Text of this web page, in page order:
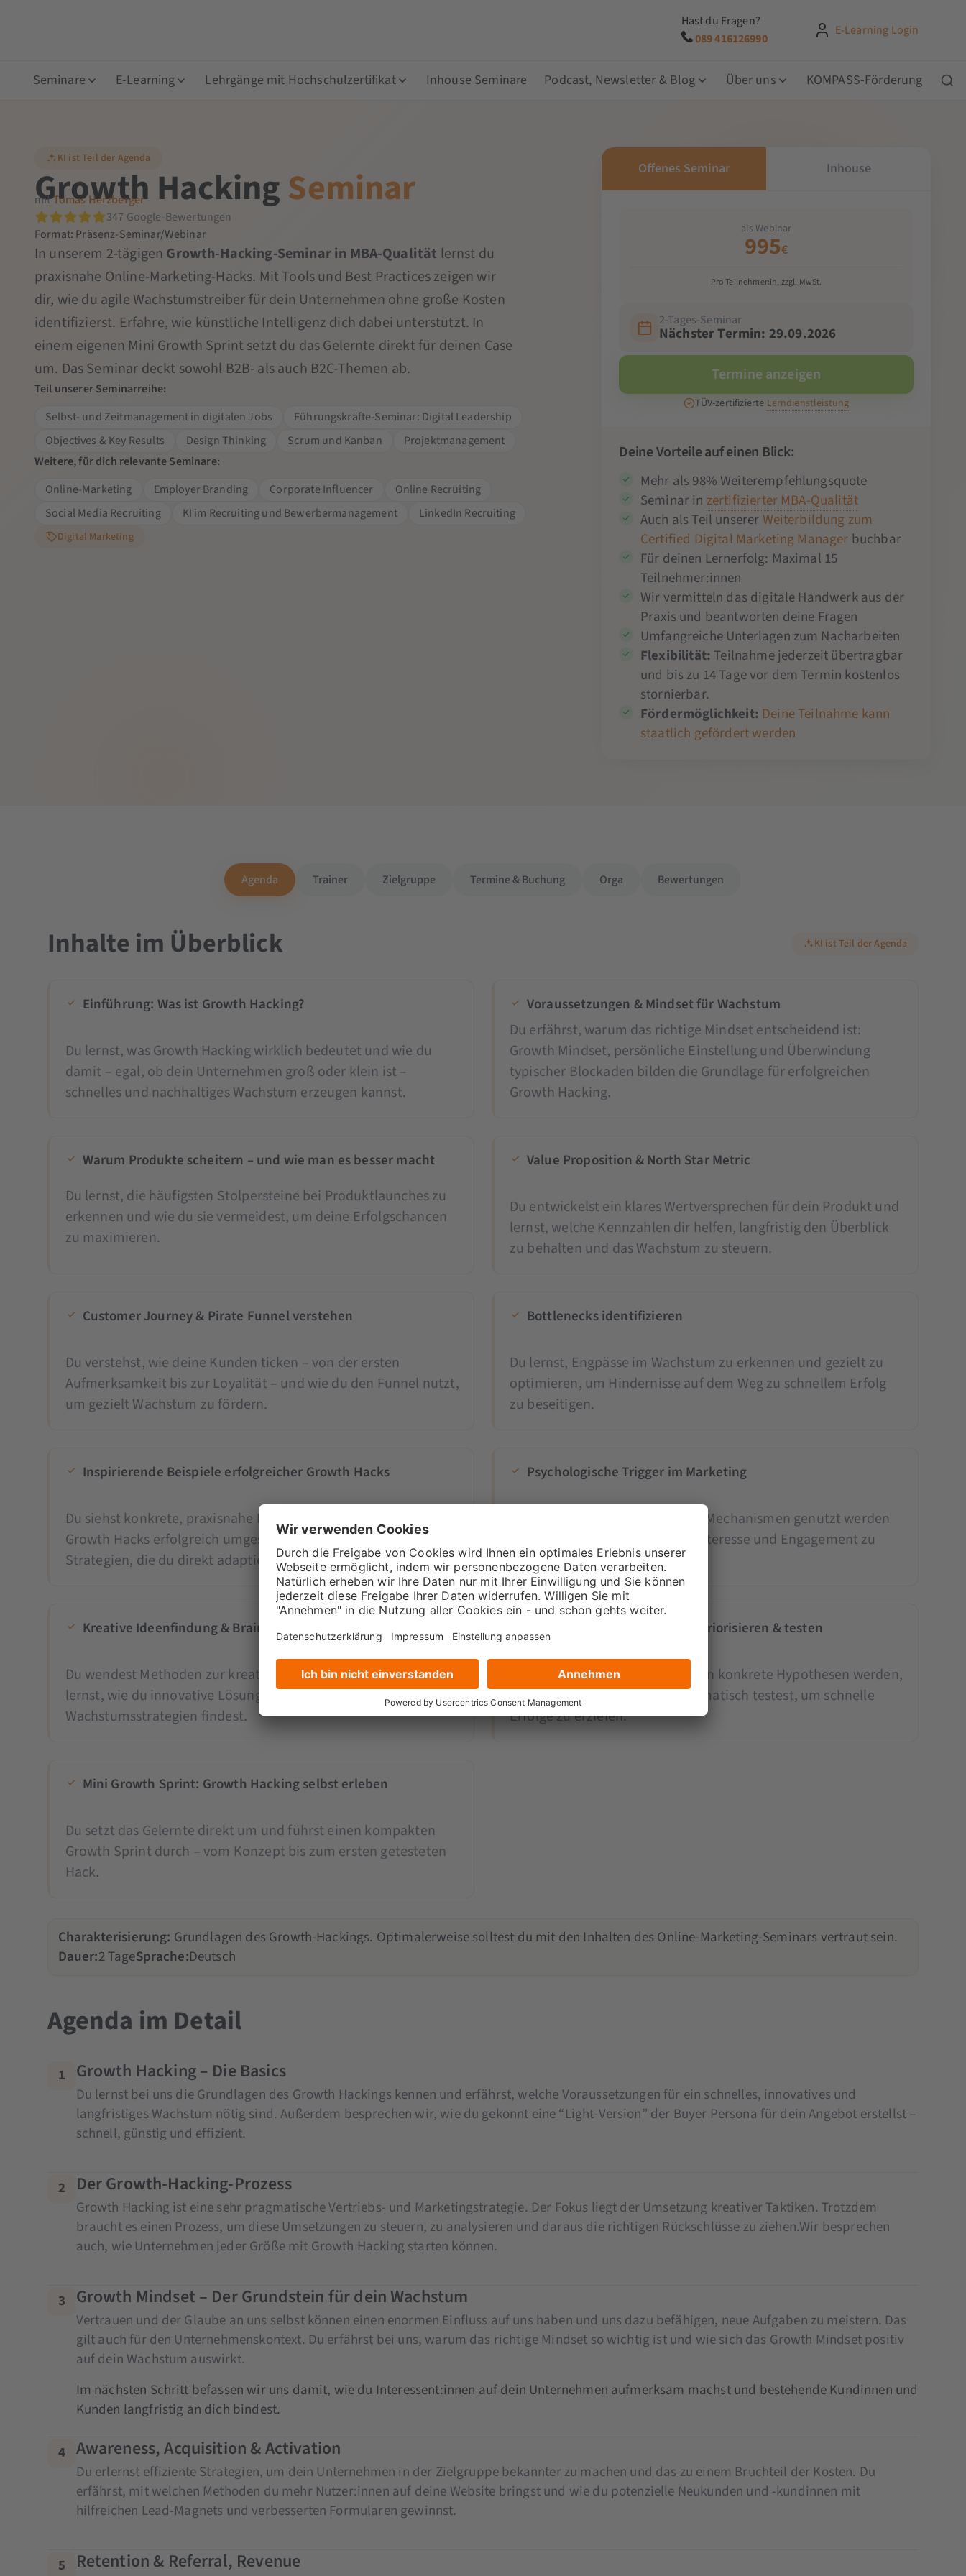
Hast du Fragen?
089 416126990
E-Learning Login
Seminare E-Learning Lehrgänge mit Hochschulzertifikat Inhouse Seminare Podcast, Newsletter & Blog Über uns KOMPASS-Förderung
KI ist Teil der Agenda
Growth HackingSeminar
mitTomas Herzberger
347 Google-Bewertungen
Format: Präsenz-Seminar/Webinar
In unserem 2-tägigen Growth-Hacking-Seminar in MBA-Qualität lernst du
praxisnahe Online-Marketing-Hacks. Mit Tools und Best Practices zeigen wir
dir, wie du agile Wachstumstreiber für dein Unternehmen ohne große Kosten
identifizierst. Erfahre, wie künstliche Intelligenz dich dabei unterstützt. In
einem eigenen Mini Growth Sprint setzt du das Gelernte direkt für deinen Case
um. Das Seminar deckt sowohl B2B- als auch B2C-Themen ab.
Teil unserer Seminarreihe:
Selbst- und Zeitmanagement in digitalen Jobs
Führungskräfte-Seminar: Digital Leadership
Objectives & Key Results
Design Thinking Scrum und Kanban
Projektmanagement
Weitere, für dich relevante Seminare:
Online-Marketing
Employer Branding Corporate Influencer
Online Recruiting
Social Media Recruiting
KI im Recruiting und Bewerbermanagement LinkedIn Recruiting
Digital Marketing
Offenes Seminar Inhouse
als Webinar
995€
Pro Teilnehmer:in, zzgl. MwSt.
2-Tages-Seminar
Nächster Termin: 29.09.2026
Termine anzeigen
TÜV-zertifizierte Lerndienstleistung
Deine Vorteile auf einen Blick:
Mehr als 98% Weiterempfehlungsquote
Seminar in zertifizierter MBA-Qualität
Auch als Teil unsererWeiterbildung zum
Certified Digital Marketing Manager buchbar
Für deinen Lernerfolg: Maximal 15
Teilnehmer:innen
Wir vermitteln das digitale Handwerk aus der
Praxis und beantworten deine Fragen
Umfangreiche Unterlagen zum Nacharbeiten
Flexibilität:Teilnahme jederzeit übertragbar
und bis zu 14 Tage vor dem Termin kostenlos
stornierbar.
Fördermöglichkeit: Deine Teilnahme kann
staatlich gefördert werden
Agenda Trainer Zielgruppe Termine & Buchung Orga Bewertungen
Inhalte im Überblick KI ist Teil der Agenda
Einführung: Was ist Growth Hacking?
Du lernst, was Growth Hacking wirklich bedeutet und wie du
damit – egal, ob dein Unternehmen groß oder klein ist –
schnelles und nachhaltiges Wachstum erzeugen kannst.
Voraussetzungen & Mindset für Wachstum
Du erfährst, warum das richtige Mindset entscheidend ist:
Growth Mindset, persönliche Einstellung und Überwindung
typischer Blockaden bilden die Grundlage für erfolgreichen
Growth Hacking.
Warum Produkte scheitern – und wie man es besser macht
Du lernst, die häufigsten Stolpersteine bei Produktlaunches zu
erkennen und wie du sie vermeidest, um deine Erfolgschancen
zu maximieren.
Value Proposition & North Star Metric
Du entwickelst ein klares Wertversprechen für dein Produkt und
lernst, welche Kennzahlen dir helfen, langfristig den Überblick
zu behalten und das Wachstum zu steuern.
Customer Journey & Pirate Funnel verstehen
Du verstehst, wie deine Kunden ticken – von der ersten
Aufmerksamkeit bis zur Loyalität – und wie du den Funnel nutzt,
um gezielt Wachstum zu fördern.
Bottlenecks identifizieren
Du lernst, Engpässe im Wachstum zu erkennen und gezielt zu
optimieren, um Hindernisse auf dem Weg zu schnellem Erfolg
zu beseitigen.
Inspirierende Beispiele erfolgreicher Growth Hacks
Du siehst konkrete, praxisnahe Beispiele, wie Unternehmen
Growth Hacks erfolgreich umgesetzt haben – inklusive
Strategien, die du direkt adaptieren kannst.
Psychologische Trigger im Marketing
Du erfährst, wie psychologische Mechanismen genutzt werden
können, um Aufmerksamkeit, Interesse und Engagement zu
steigern.
Kreative Ideenfindung & Brainswarming
Du wendest Methoden zur kreativen Ideenentwicklung an und
lernst, wie du innovative Lösungsansätze für
Wachstumsstrategien findest.
Von der Idee zur Hypothese: Priorisieren & testen
Du lernst, wie aus kreativen Ideen konkrete Hypothesen werden,
wie du sie priorisierst und systematisch testest, um schnelle
Erfolge zu erzielen.
Mini Growth Sprint: Growth Hacking selbst erleben
Du setzt das Gelernte direkt um und führst einen kompakten
Growth Sprint durch – vom Konzept bis zum ersten getesteten
Hack.
Charakterisierung: Grundlagen des Growth-Hackings. Optimalerweise solltest du mit den Inhalten des Online-Marketing-Seminars vertraut sein.
Dauer:2 TageSprache:Deutsch
Agenda im Detail
1 Growth Hacking – Die Basics
Du lernst bei uns die Grundlagen des Growth Hackings kennen und erfährst, welche Voraussetzungen für ein schnelles, innovatives und
langfristiges Wachstum nötig sind.Außerdem besprechen wir, wie du gekonnt eine “Light-Version” der Buyer Persona für dein Angebot erstellst –
schnell, günstig und effizient.
2 Der Growth-Hacking-Prozess
Growth Hacking ist eine sehr pragmatische Vertriebs- und Marketingstrategie. Der Fokus liegt der Umsetzung kreativer Taktiken. Trotzdem
braucht es einen Prozess, um diese Umsetzungen zu steuern, zu analysieren und daraus die richtigen Rückschlüsse zu ziehen.Wir besprechen
auch, wie Unternehmen jeder Größe mit Growth Hacking starten können.
3 Growth Mindset – Der Grundstein für dein Wachstum
Vertrauen und der Glaube an uns selbst können einen enormen Einfluss auf uns haben und uns dazu befähigen, neue Aufgaben zu meistern. Das
gilt auch für den Unternehmenskontext. Du erfährst bei uns, warum das richtige Mindset so wichtig ist und wie sich das Growth Mindset positiv
auf dein Wachstum auswirkt.
Im nächsten Schritt befassen wir uns damit, wie du Interessent:innen auf dein Unternehmen aufmerksam machst und bestehende Kundinnen und
Kunden langfristig an dich bindest.
4 Awareness, Acquisition & Activation
Du erlernst effiziente Strategien, um dein Unternehmen in der Zielgruppe bekannter zu machen und das zu einem Bruchteil der Kosten. Du
erfährst, mit welchen Methoden du mehr Nutzer:innen auf deine Website bringst und wie du potenzielle Neukunden und -kundinnen mit
hilfreichen Lead-Magnets und verbesserten Formularen gewinnst.
5 Retention & Referral, Revenue